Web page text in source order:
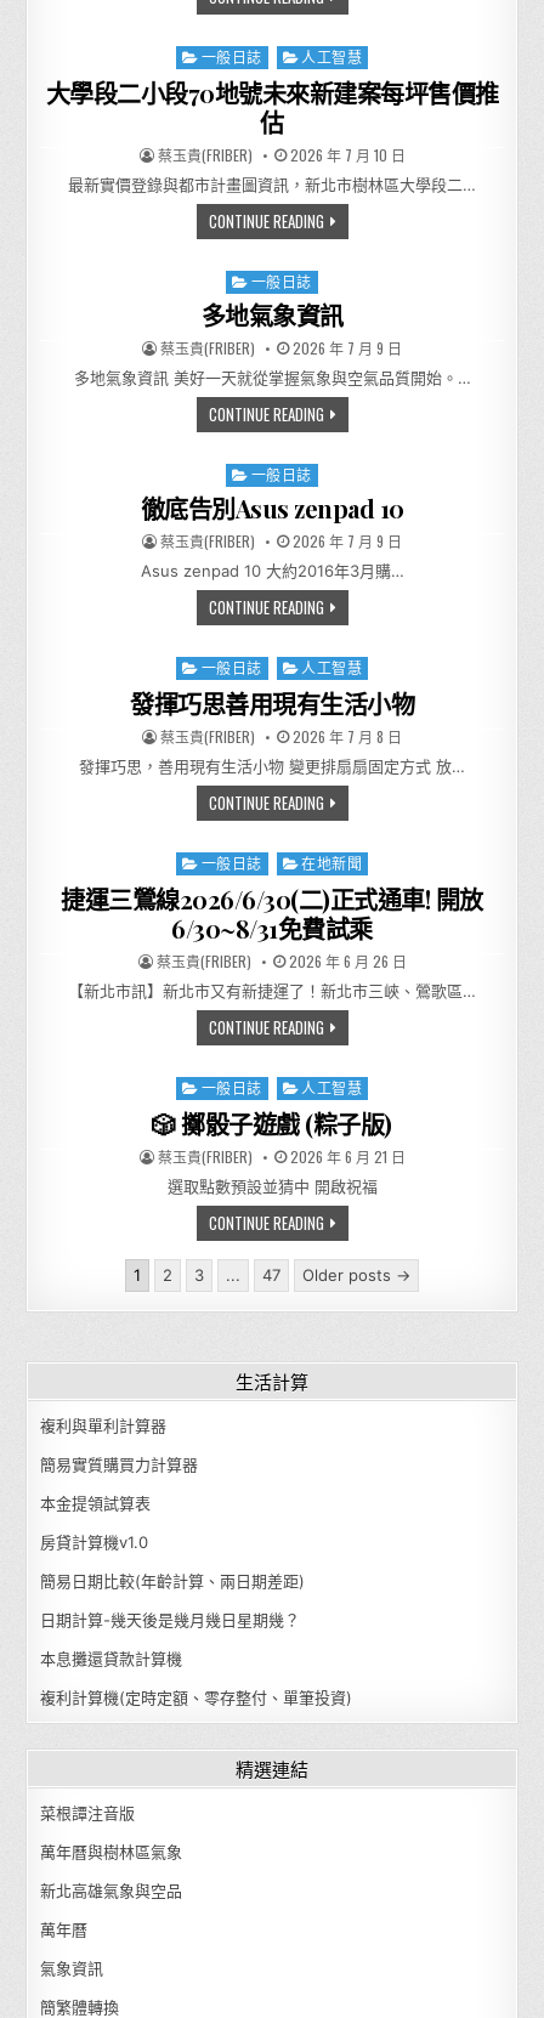
Posted in
一般日誌 人工智慧
大學段二小段70地號未來新建案每坪售價推
估
AUTHOR:
蔡玉貴(FRIBER) PUBLISHED DATE:
2026 年 7 月 10 日
最新實價登錄與都市計畫圖資訊，新北市樹林區大學段二…
CONTINUE READING大學段二小段70地號未來新建
Posted in
一般日誌
多地氣象資訊
AUTHOR:
蔡玉貴(FRIBER) PUBLISHED DATE:
2026 年 7 月 9 日
多地氣象資訊 美好一天就從掌握氣象與空氣品質開始。…
CONTINUE READING多地氣象資訊
Posted in
一般日誌
徹底告別Asus zenpad 10
AUTHOR:
蔡玉貴(FRIBER) PUBLISHED DATE:
2026 年 7 月 9 日
Asus zenpad 10 大約2016年3月購…
CONTINUE READING徹底告別ASUS ZENPAD 10
Posted in
一般日誌 人工智慧
發揮巧思善用現有生活小物
AUTHOR:
蔡玉貴(FRIBER) PUBLISHED DATE:
2026 年 7 月 8 日
發揮巧思，善用現有生活小物 變更排扇扇固定方式 放…
CONTINUE READING發揮巧思善用現有生活小物
Posted in
一般日誌 在地新聞
捷運三鶯線2026/6/30(二)正式通車! 開放
6/30~8/31免費試乘
AUTHOR:
蔡玉貴(FRIBER) PUBLISHED DATE:
2026 年 6 月 26 日
【新北市訊】新北市又有新捷運了！新北市三峽、鶯歌區…
CONTINUE READING捷運三鶯線2026/6/30(二)正式
Posted in
一般日誌 人工智慧
🎲 擲骰子遊戲 (粽子版)
AUTHOR:
蔡玉貴(FRIBER) PUBLISHED DATE:
2026 年 6 月 21 日
選取點數預設並猜中 開啟祝福
CONTINUE READING🎲 擲骰子遊戲 (粽子版)
Posts pagination
1 2 3 ... 47 Older posts →
生活計算
複利與單利計算器
簡易實質購買力計算器
本金提領試算表
房貸計算機v1.0
簡易日期比較(年齡計算、兩日期差距)
日期計算-幾天後是幾月幾日星期幾？
本息攤還貸款計算機
複利計算機(定時定額、零存整付、單筆投資)
精選連結
菜根譚注音版
萬年曆與樹林區氣象
新北高雄氣象與空品
萬年曆
氣象資訊
簡繁體轉換